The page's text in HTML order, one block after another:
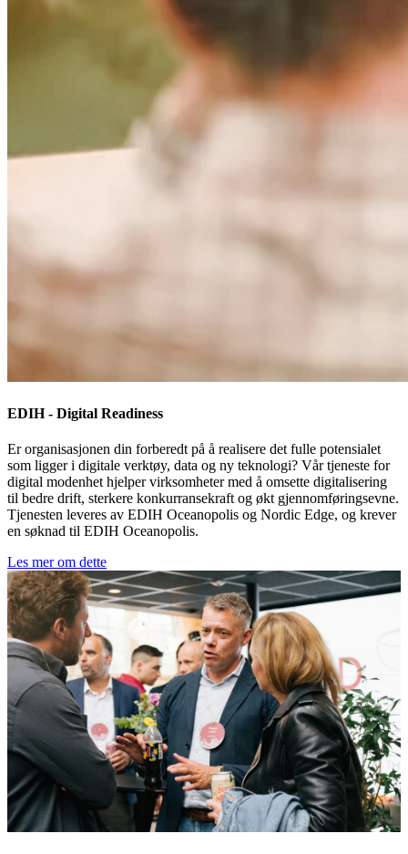
EDIH - Digital Readiness
Er organisasjonen din forberedt på å realisere det fulle potensialet
som ligger i digitale verktøy, data og ny teknologi? Vår tjeneste for
digital modenhet hjelper virksomheter med å omsette digitalisering
til bedre drift, sterkere konkurransekraft og økt gjennomføringsevne.
Tjenesten leveres av EDIH Oceanopolis og Nordic Edge, og krever
en søknad til EDIH Oceanopolis.
Les mer om dette